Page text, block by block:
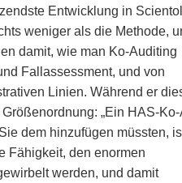
Entwicklung in
weniger als die Methode,
damit, wie man Ko-Auditing
Fallassessment, und von
Linien. Während er
„Ein HAS-
dem hinzufügen müssten,
Fähigkeit, den enormen
werden, und damit